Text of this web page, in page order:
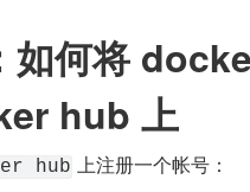
如何将
hub 上
hub 上注册一个帐号：